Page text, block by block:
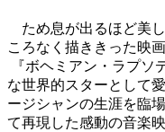
ため息が出るほど美
ころなく描ききった映画
『ボヘミアン・ラプソ
な世界的スターとして
ージシャンの生涯を臨
て再現した感動の音楽